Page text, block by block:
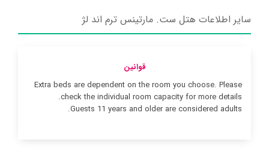
سایر اطلاعات هتل ست. مارتینس ترم اند لژ
قوانین
Extra beds are dependent on the room you choose. Please
check the individual room capacity for more details.
Guests 11 years and older are considered adults.